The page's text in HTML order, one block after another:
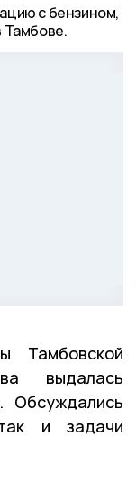
с бензином,
Тамбове.
Тамбовской
выдалась
Обсуждались
и задачи